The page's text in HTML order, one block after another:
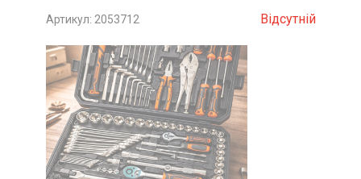
Артикул: 2053712 Відсутній